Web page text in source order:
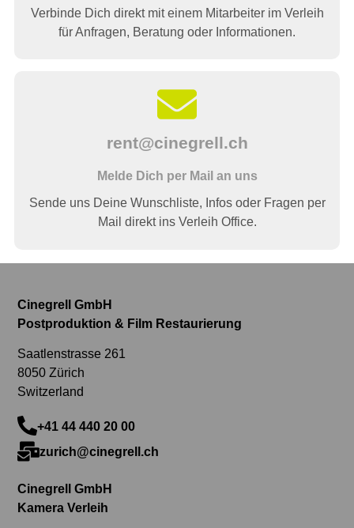
Verbinde Dich direkt mit einem Mitarbeiter im Verleih
für Anfragen, Beratung oder Informationen.
rent@cinegrell.ch
Melde Dich per Mail an uns
Sende uns Deine Wunschliste, Infos oder Fragen per
Mail direkt ins Verleih Office.
Cinegrell GmbH
Postproduktion & Film Restaurierung
Saatlenstrasse 261
8050 Zürich
Switzerland
+41 44 440 20 00
zurich@cinegrell.ch
Cinegrell GmbH
Kamera Verleih